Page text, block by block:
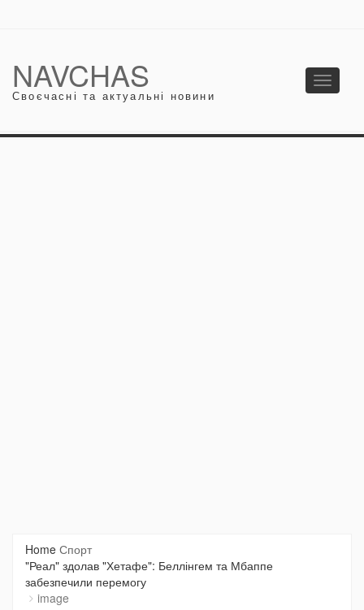
NAVCHAS
Своєчасні та актуальні новини
Toggle
Home Спорт
"Реал" здолав "Хетафе": Беллінгем та Мбаппе
забезпечили перемогу
image